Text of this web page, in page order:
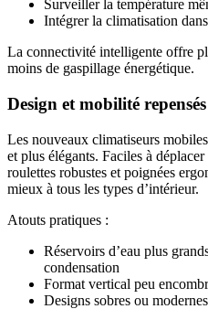
Surveiller la température
Intégrer la climatisation
La connectivité intelligente offre
moins de gaspillage énergétique.
Design et mobilité repensés
Les nouveaux climatiseurs
et plus élégants. Faciles à
roulettes robustes et poignées
mieux à tous les types d’intérieur.
Atouts pratiques :
Réservoirs d’eau plus
condensation
Format vertical peu
Designs sobres ou